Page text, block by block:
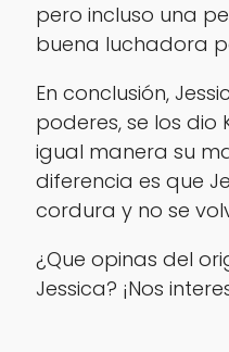
pero incluso una
buena luchadora
En conclusión,
poderes, se los dio
igual manera su
diferencia es que
cordura y no se
¿Que opinas del
Jessica? ¡Nos